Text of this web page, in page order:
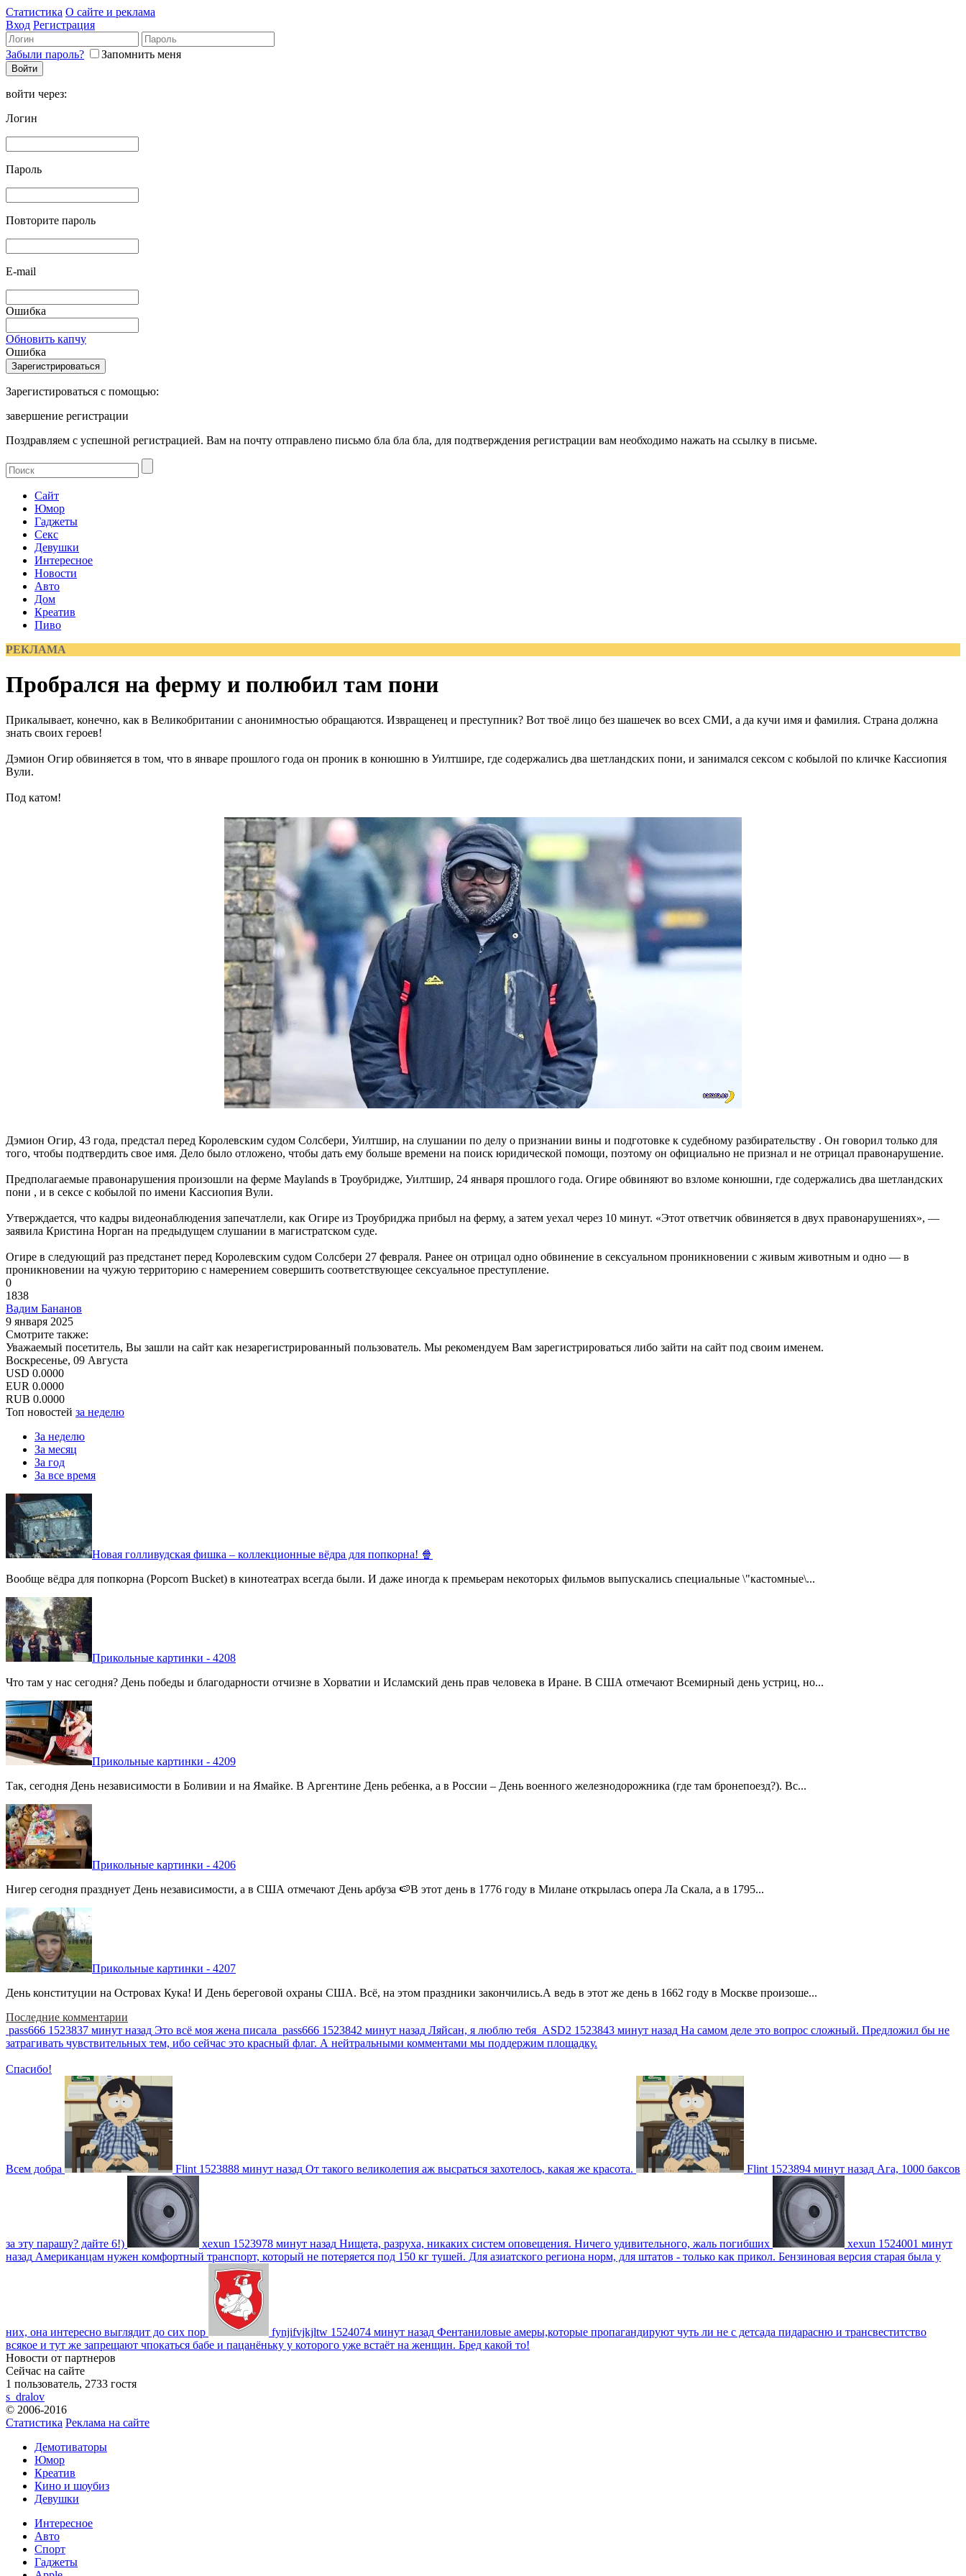
Статистика О сайте и реклама
Вход Регистрация
Забыли пароль? Запомнить меня
войти через:
Логин
Пароль
Повторите пароль
E-mail
Ошибка
Обновить капчу
Ошибка
Зарегистироваться с помощью:
завершение регистрации
Поздравляем с успешной регистрацией. Вам на почту отправлено письмо бла бла бла, для подтверждения регистрации вам необходимо нажать на ссылку в письме.
Сайт
Юмор
Гаджеты
Секс
Девушки
Интересное
Новости
Авто
Дом
Креатив
Пиво
РЕКЛАМА
Пробрался на ферму и полюбил там пони
Прикалывает, конечно, как в Великобритании с анонимностью обращаются. Извращенец и преступник? Вот твоё лицо без шашечек во всех СМИ, а да кучи имя и фамилия. Страна должна
знать своих героев!
Дэмион Огир обвиняется в том, что в январе прошлого года он проник в конюшню в Уилтшире, где содержались два шетландских пони, и занимался сексом с кобылой по кличке Кассиопия
Вули.
Под катом!
Дэмион Огир, 43 года, предстал перед Королевским судом Солсбери, Уилтшир, на слушании по делу о признании вины и подготовке к судебному разбирательству . Он говорил только для
того, чтобы подтвердить свое имя. Дело было отложено, чтобы дать ему больше времени на поиск юридической помощи, поэтому он официально не признал и не отрицал правонарушение.
Предполагаемые правонарушения произошли на ферме Maylands в Троубридже, Уилтшир, 24 января прошлого года. Огире обвиняют во взломе конюшни, где содержались два шетландских
пони , и в сексе с кобылой по имени Кассиопия Вули.
Утверждается, что кадры видеонаблюдения запечатлели, как Огире из Троубриджа прибыл на ферму, а затем уехал через 10 минут. «Этот ответчик обвиняется в двух правонарушениях», —
заявила Кристина Норган на предыдущем слушании в магистратском суде.
Огире в следующий раз предстанет перед Королевским судом Солсбери 27 февраля. Ранее он отрицал одно обвинение в сексуальном проникновении с живым животным и одно — в
проникновении на чужую территорию с намерением совершить соответствующее сексуальное преступление.
0
1838
Вадим Бананов
9 января 2025
Смотрите также:
Уважаемый посетитель, Вы зашли на сайт как незарегистрированный пользователь. Мы рекомендуем Вам зарегистрироваться либо зайти на сайт под своим именем.
Воскресенье, 09 Августа
USD 0.0000
EUR 0.0000
RUB 0.0000
Топ новостей за неделю
За неделю
За месяц
За год
За все время
Новая голливудская фишка – коллекционные вёдра для попкорна! 🍿
Вообще вёдра для попкорна (Popcorn Bucket) в кинотеатрах всегда были. И даже иногда к премьерам некоторых фильмов выпускались специальные \"кастомные\...
Прикольные картинки - 4208
Что там у нас сегодня? День победы и благодарности отчизне в Хорватии и Исламский день прав человека в Иране. В США отмечают Всемирный день устриц, но...
Прикольные картинки - 4209
Так, сегодня День независимости в Боливии и на Ямайке. В Аргентине День ребенка, а в России – День военного железнодорожника (где там бронепоезд?). Вс...
Прикольные картинки - 4206
Нигер сегодня празднует День независимости, а в США отмечают День арбуза 🍉В этот день в 1776 году в Милане открылась опера Ла Скала, а в 1795...
Прикольные картинки - 4207
День конституции на Островах Кука! И День береговой охраны США. Всё, на этом праздники закончились.А ведь в этот же день в 1662 году в Москве произоше...
Последние комментарии
pass666 1523837 минут назад Это всё моя жена писала pass666 1523842 минут назад Ляйсан, я люблю тебя ASD2 1523843 минут назад На самом деле это вопрос сложный. Предложил бы не
затрагивать чувствительных тем, ибо сейчас это красный флаг. А нейтральными комментами мы поддержим площадку.
Спасибо!
Всем добра Flint 1523888 минут назад От такого великолепия аж высраться захотелось, какая же красота. Flint 1523894 минут назад Ага, 1000 баксов
за эту парашу? дайте 6!) xexun 1523978 минут назад Нищета, разруха, никаких систем оповещения. Ничего удивительного, жаль погибших xexun 1524001 минут
назад Американцам нужен комфортный транспорт, который не потеряется под 150 кг тушей. Для азиатского региона норм, для штатов - только как прикол. Бензиновая версия старая была у
них, она интересно выглядит до сих пор fynjifvjkjltw 1524074 минут назад Фентаниловые амеры,которые пропагандируют чуть ли не с детсада пидарасню и трансвеститство
всякое и тут же запрещают чпокаться бабе и пацанёньку у которого уже встаёт на женщин. Бред какой то!
Новости от партнеров
Сейчас на сайте
1 пользователь, 2733 гостя
s_dralov
© 2006-2016
Статистика Реклама на сайте
Демотиваторы
Юмор
Креатив
Кино и шоубиз
Девушки
Интересное
Авто
Спорт
Гаджеты